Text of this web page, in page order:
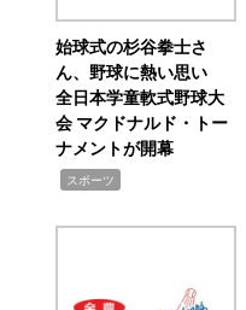
始球式の杉谷拳士さ
ん、野球に熱い思い
全日本学童軟式野球大
会 マクドナルド・トー
ナメントが開幕
スポーツ